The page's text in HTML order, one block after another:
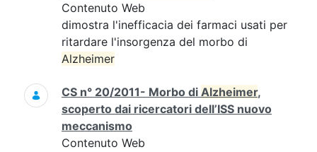
Contenuto Web
dimostra l'inefficacia dei farmaci usati per
ritardare l'insorgenza del morbo di
Alzheimer
CS n° 20/2011- Morbo di Alzheimer,
scoperto dai ricercatori dell’ISS nuovo
meccanismo
Contenuto Web